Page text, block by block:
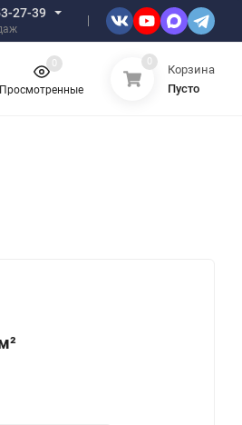
27-39
Просмотренные
0 0
Корзина
Пусто